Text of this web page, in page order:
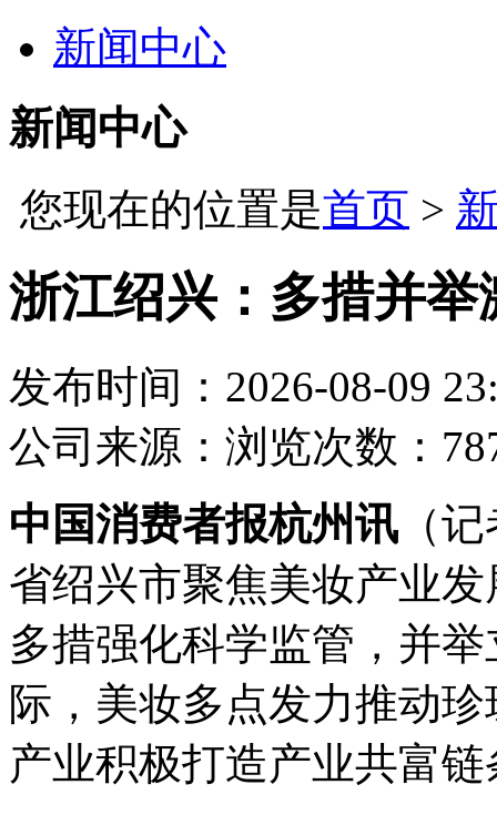
新闻中心
新闻中心
您现在的位置是首页 >
浙江绍兴：多措并
发布时间：2026-08-09
公司 来源： 浏览次数：
中国消费者报杭州讯 （
省绍兴市聚焦美妆产业
多措强化科学监管，并
际，美妆多点发力推动
产业积极打造产业共富